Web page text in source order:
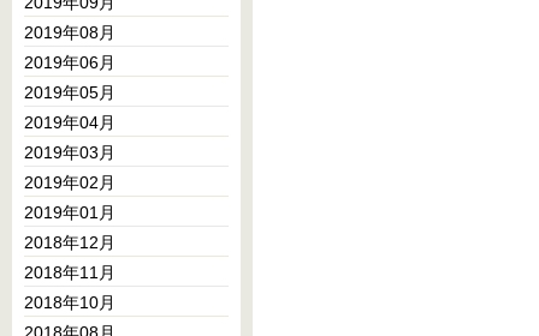
2019年08月
2019年06月
2019年05月
2019年04月
2019年03月
2019年02月
2019年01月
2018年12月
2018年11月
2018年10月